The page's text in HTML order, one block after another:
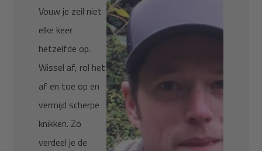
Vouw je zeil niet
elke keer
hetzelfde op.
Wissel af, rol het
af en toe op en
vermijd scherpe
knikken. Zo
verdeel je de